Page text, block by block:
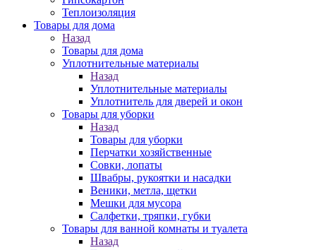
Теплоизоляция
Товары для дома
Назад
Товары для дома
Уплотнительные материалы
Назад
Уплотнительные материалы
Уплотнитель для дверей и окон
Товары для уборки
Назад
Товары для уборки
Перчатки хозяйственные
Совки, лопаты
Швабры, рукоятки и насадки
Веники, метла, щетки
Мешки для мусора
Салфетки, тряпки, губки
Товары для ванной комнаты и туалета
Назад